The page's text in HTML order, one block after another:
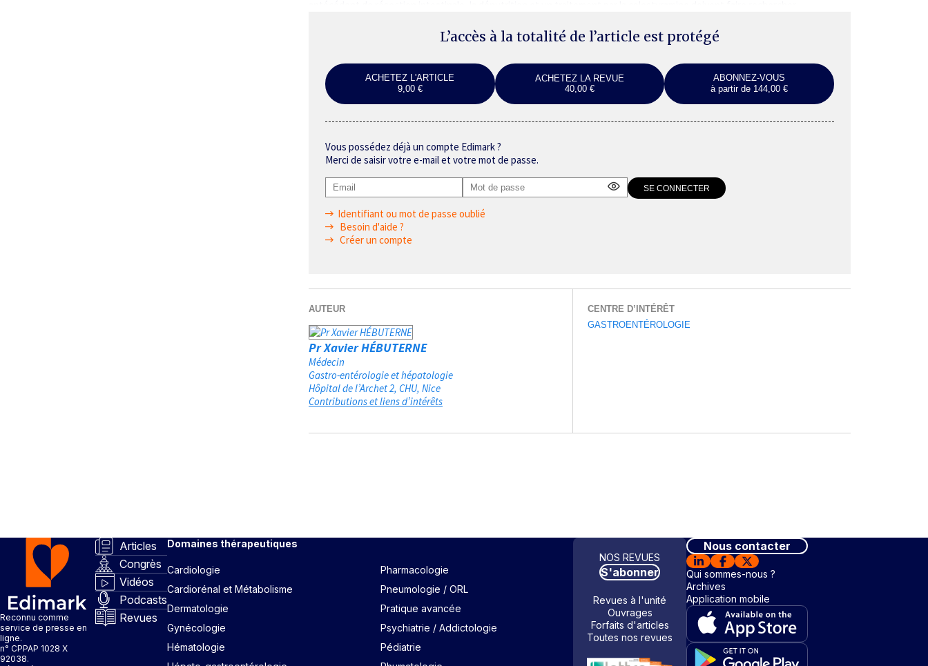
L’accès à la totalité de l’article est protégé
ACHETEZ L'ARTICLE
9,00 €
ACHETEZ LA REVUE
40,00 €
ABONNEZ-VOUS
à partir de 144,00 €
Vous possédez déjà un compte Edimark ?
Merci de saisir votre e-mail et votre mot de passe.
Identifiant ou mot de passe oublié
Besoin d'aide ?
Créer un compte
AUTEUR
Pr Xavier HÉBUTERNE
Médecin
Gastro-entérologie et hépatologie
Hôpital de l’Archet 2, CHU Nice
Contributions et liens d’intérêts
CENTRE D’INTÉRÊT
GASTROENTÉROLOGIE
Reconnu comme
service de presse en
ligne.
n° CPPAP 1028 X
92038.
Articles
Congrès
Vidéos
Podcasts
Revues
Domaines thérapeutiques
Cardiologie
Cardiorénal et Métabolisme
Dermatologie
Gynécologie
Hématologie
Pharmacologie
Pneumologie / ORL
Pratique avancée
Psychiatrie / Addictologie
Pédiatrie
NOS REVUES
S'abonner
Revues à l'unité
Ouvrages
Forfaits d'articles
Toutes nos revues
Nous contacter
Qui sommes-nous ?
Archives
Application mobile